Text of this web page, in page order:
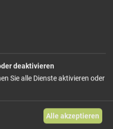
weicher
ab 2,92 € / 100g
Warenkorb
deaktivieren
Sie alle Dienste aktivieren oder
Alle akzeptieren